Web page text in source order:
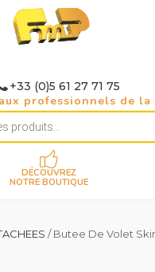
+33 (0)5 61 27 71 75
professionnels de la
DÉCOUVREZ
NOTRE BOUTIQUE
/ Butee De Volet